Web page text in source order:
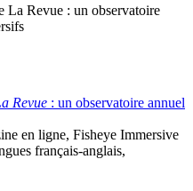
Revue : un observatoire annuel
en ligne, Fisheye Immersive
français-anglais,